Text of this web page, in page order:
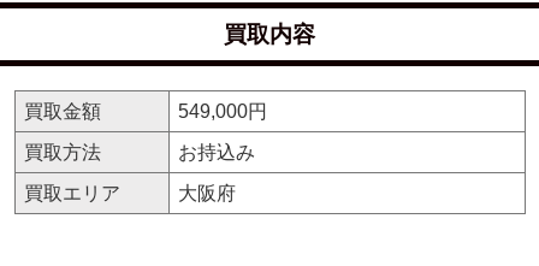
買取内容
買取金額
549,000円
買取方法
お持込み
買取エリア
大阪府